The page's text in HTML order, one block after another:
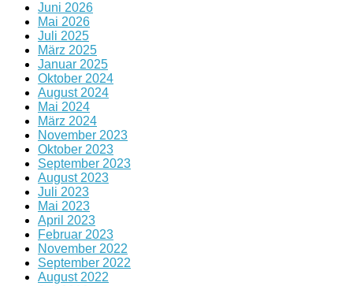
Juni 2026
Mai 2026
Juli 2025
März 2025
Januar 2025
Oktober 2024
August 2024
Mai 2024
März 2024
November 2023
Oktober 2023
September 2023
August 2023
Juli 2023
Mai 2023
April 2023
Februar 2023
November 2022
September 2022
August 2022